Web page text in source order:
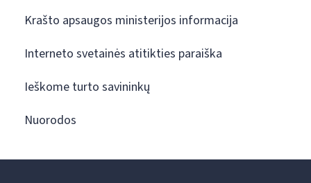
Krašto apsaugos ministerijos informacija
Interneto svetainės atitikties paraiška
Ieškome turto savininkų
Nuorodos